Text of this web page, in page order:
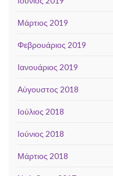
Μάρτιος 2019
Φεβρουάριος 2019
Ιανουάριος 2019
Αύγουστος 2018
Ιούλιος 2018
Ιούνιος 2018
Μάρτιος 2018